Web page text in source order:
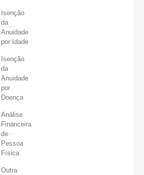
Isenção
da
Anuidade
por Idade
Isenção
da
Anuidade
por
Doença
Análise
Financeira
de
Pessoa
Física
Outra